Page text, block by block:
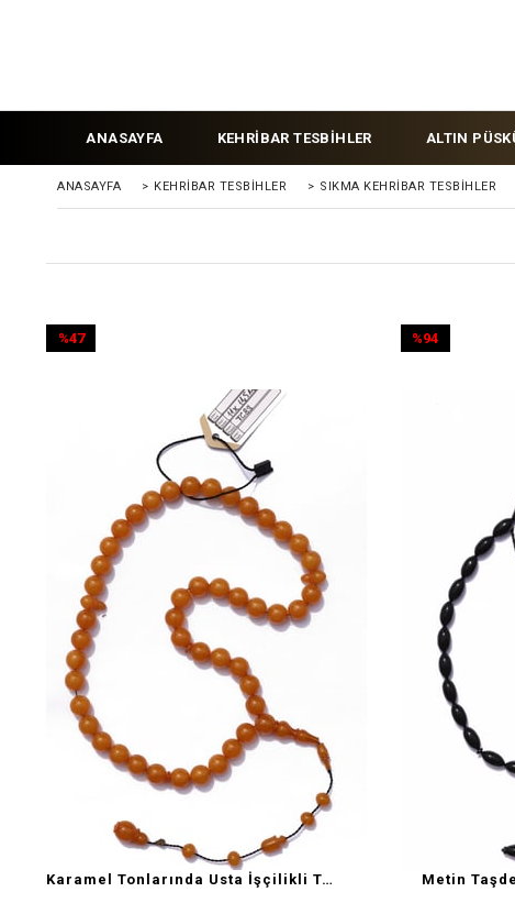
ANASAYFA KEHRİBAR TESBİHLER ALTIN
ANASAYFA > KEHRIBAR TESBIHLER > SIKMA KEHRİBAR TESBİHLER
Karamel Tonlarında Usta İşçilikli Tesbih
%47
Metin
%94